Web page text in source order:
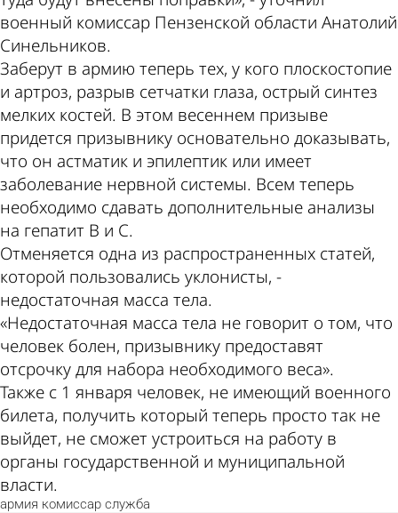
военный комиссар Пензенской области Анатолий
Синельников.
Заберут в армию теперь тех, у кого плоскостопие
и артроз, разрыв сетчатки глаза, острый синтез
мелких костей. В этом весеннем призыве
придется призывнику основательно доказывать,
что он астматик и эпилептик или имеет
заболевание нервной системы. Всем теперь
необходимо сдавать дополнительные анализы
на гепатит В и С.
Отменяется одна из распространенных статей,
которой пользовались уклонисты, -
недостаточная масса тела.
«Недостаточная масса тела не говорит о том, что
человек болен, призывнику предоставят
отсрочку для набора необходимого веса».
Также с 1 января человек, не имеющий военного
билета, получить который теперь просто так не
выйдет, не сможет устроиться на работу в
органы государственной и муниципальной
власти.
армия комиссар служба